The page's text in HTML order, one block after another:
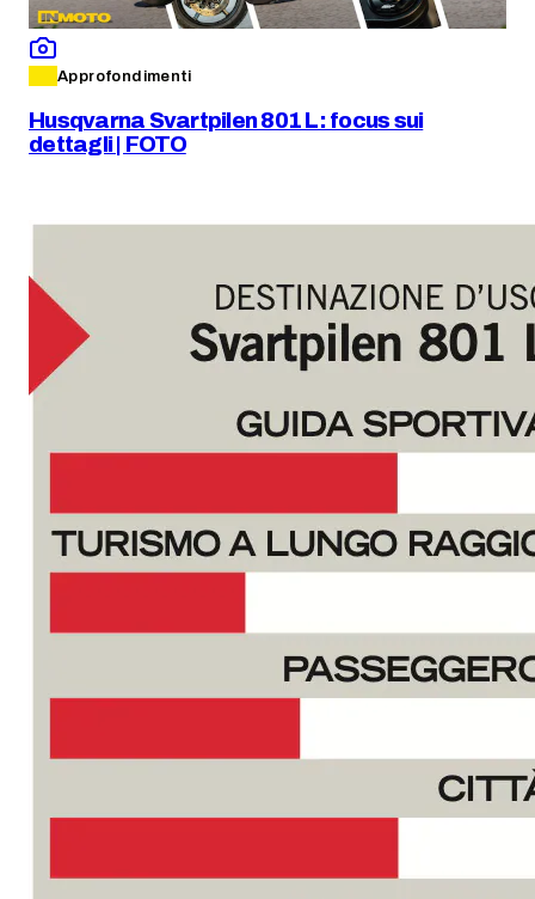
Approfondimenti
Husqvarna Svartpilen 801 L: focus sui
dettagli | FOTO